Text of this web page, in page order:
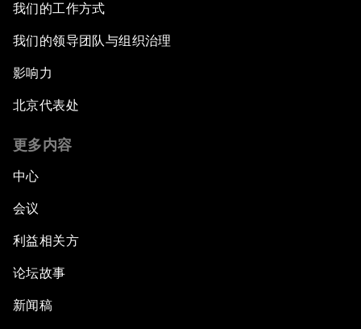
我们的工作方式
我们的领导团队与组织治理
影响力
北京代表处
更多内容
中心
会议
利益相关方
论坛故事
新闻稿